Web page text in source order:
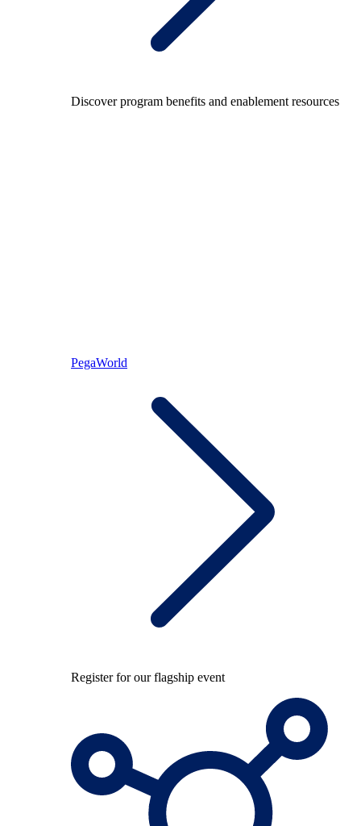
Discover program benefits and enablement resources
PegaWorld
Register for our flagship event